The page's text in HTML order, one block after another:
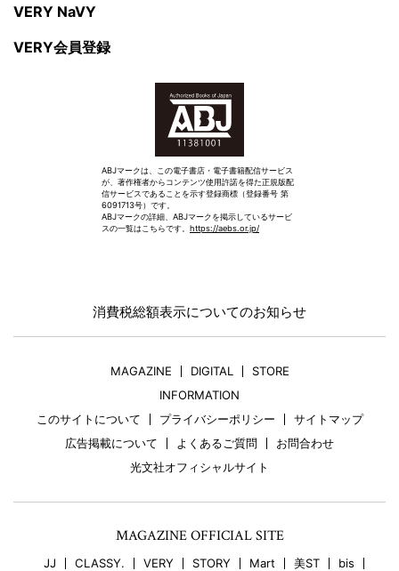
VERY NaVY
VERY会員登録
ABJマークは、この電子書店・電子書籍配信サービス
が、著作権者からコンテンツ使用許諾を得た正規版配
信サービスであることを示す登録商標（登録番号 第
6091713号）です。
ABJマークの詳細、ABJマークを掲示しているサービ
スの一覧はこちらです。 https://aebs.or.jp/
消費税総額表示についてのお知らせ
MAGAZINE DIGITAL
STORE
INFORMATION
このサイトについて
プライバシーポリシー
サイトマップ
広告掲載について
よくあるご質問
お問合わせ
光文社オフィシャルサイト
MAGAZINE OFFICIAL SITE
JJ CLASSY. VERY STORY Mart 美ST
bis